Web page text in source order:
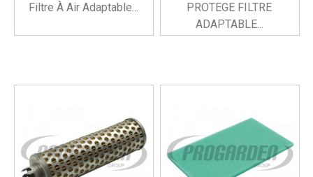
Filtre À Air Adaptable...
PROTEGE FILTRE
ADAPTABLE...